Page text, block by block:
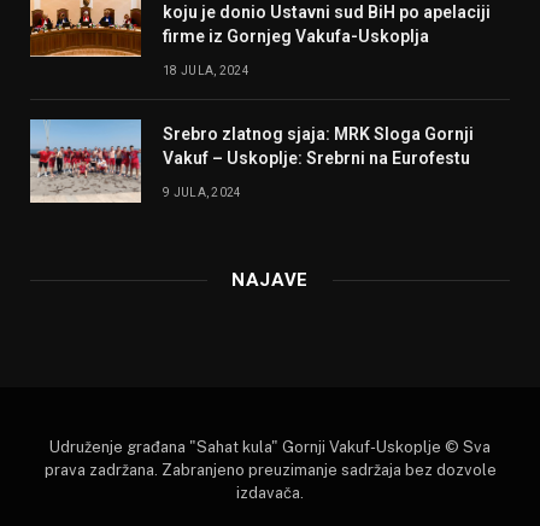
koju je donio Ustavni sud BiH po apelaciji
firme iz Gornjeg Vakufa-Uskoplja
18 JULA, 2024
Srebro zlatnog sjaja: MRK Sloga Gornji
Vakuf – Uskoplje: Srebrni na Eurofestu
9 JULA, 2024
NAJAVE
Udruženje građana "Sahat kula" Gornji Vakuf-Uskoplje © Sva
prava zadržana. Zabranjeno preuzimanje sadržaja bez dozvole
izdavača.